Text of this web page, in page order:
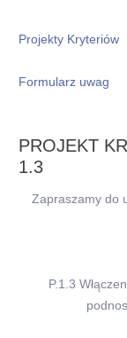
Projekty Kryteriów
Formularz uwag
PROJEKT
1.3
Zapraszamy do
P.1.3